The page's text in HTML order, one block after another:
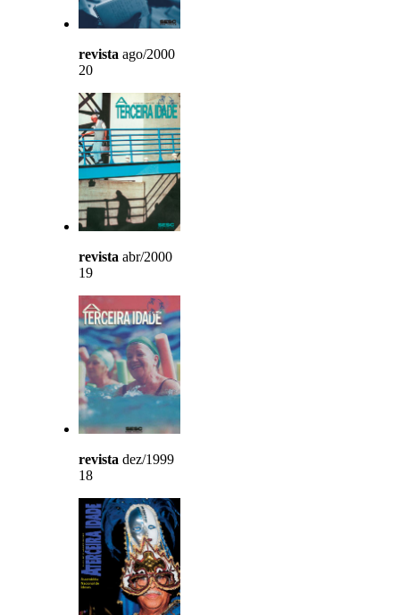
revista ago/2000
20
revista abr/2000
19
revista dez/1999
18